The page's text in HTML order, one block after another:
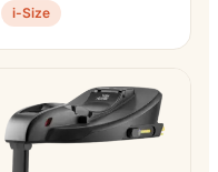
i-Size